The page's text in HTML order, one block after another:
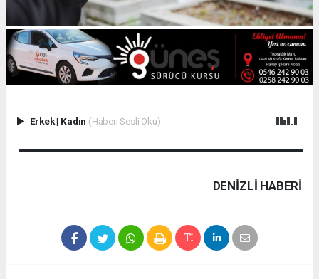
Erkek| Kadın (Haberi Sesli Oku)
DENIZLI HABERİ